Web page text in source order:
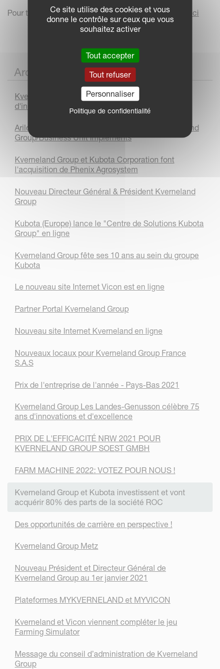
Pour télécharger le communiqué de presse,cliquez ici
Archives
Kverneland Group Les Landes-Genusson, 75 ans
d'innovation et d'excellence
Arild Gjerde nommé Président & CEO de Kverneland
Group/Business Unit Implements
Kverneland Group et Kubota Corporation font
l'acquisition de Phenix Agrosystem
Nouveau Directeur Général & Président Kverneland
Group
Kubota (Europe) lance le "Centre de Solutions Kubota
Group" en ligne
Kverneland Group fête ses 10 ans au sein du groupe
Kubota
Le nouveau site Internet Vicon est en ligne
Partner Portal Kverneland Group
Nouveau site Internet Kverneland en ligne
Nouveaux locaux pour Kverneland Group France
S.A.S
Prix de l'entreprise de l'année - Pays-Bas 2021
Kverneland Group Les Landes-Genusson célèbre 75
ans d'innovations et d'excellence
PRIX DE L'EFFICACITÉ NRW 2021 POUR
KVERNELAND GROUP SOEST GMBH
FARM MACHINE 2022: VOTEZ POUR NOUS !
Kverneland Group et Kubota investissent et vont
acquérir 80% des parts de la société ROC
Des opportunités de carrière en perspective !
Kverneland Group Metz
Nouveau Président et Directeur Général de
Kverneland Group au 1er janvier 2021
Plateformes MYKVERNELAND et MYVICON
Kverneland et Vicon viennent compléter le jeu
Farming Simulator
Message du conseil d’administration de Kverneland
Group
Ce site utilise des cookies et vous
donne le contrôle sur ceux que vous
souhaitez activer
Tout accepter
Tout refuser
Personnaliser
Politique de confidentialité